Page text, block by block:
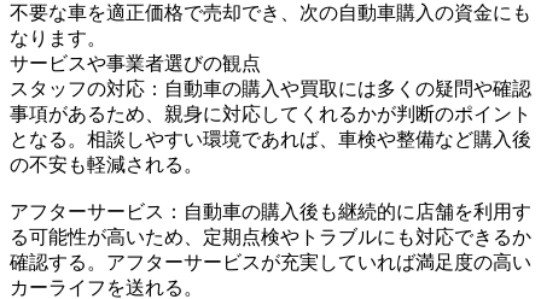
不要な車を適正価格で売却でき、次の自動車購入の資金にも
なります。
サービスや事業者選びの観点
スタッフの対応：自動車の購入や買取には多くの疑問や確認
事項があるため、親身に対応してくれるかが判断のポイント
となる。相談しやすい環境であれば、車検や整備など購入後
の不安も軽減される。
アフターサービス：自動車の購入後も継続的に店舗を利用す
る可能性が高いため、定期点検やトラブルにも対応できるか
確認する。アフターサービスが充実していれば満足度の高い
カーライフを送れる。